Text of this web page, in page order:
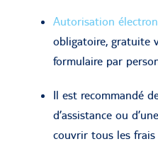
Autorisation
obligatoire, gratuite
formulaire par
Il est recommandé
d’assistance ou
couvrir tous les frais